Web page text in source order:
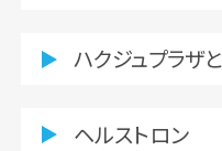
ハクジュプラザ
ヘルストロン